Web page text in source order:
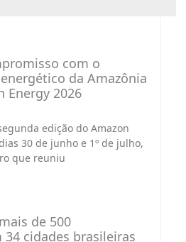
com o
da Amazônia
Energy 2026
edição do Amazon
30 de junho e 1º de julho,
que reuniu
de 500
cidades brasileiras